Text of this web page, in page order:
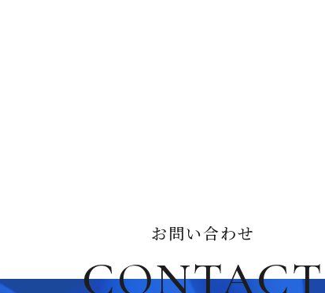
お問い合わせ
CONTACT